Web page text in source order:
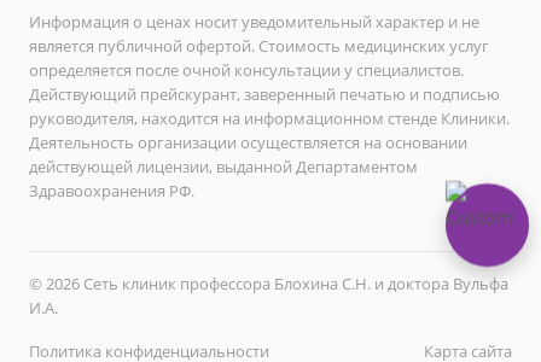
Информация о ценах носит уведомительный характер и не
является публичной офертой. Стоимость медицинских услуг
определяется после очной консультации у специалистов.
Действующий прейскурант, заверенный печатью и подписью
руководителя, находится на информационном стенде Клиники.
Деятельность организации осуществляется на основании
действующей лицензии, выданной Департаментом
Здравоохранения РФ.
© 2026 Сеть клиник профессора Блохина С.Н. и доктора Вульфа
И.А.
Политика конфиденциальности
Карта сайта